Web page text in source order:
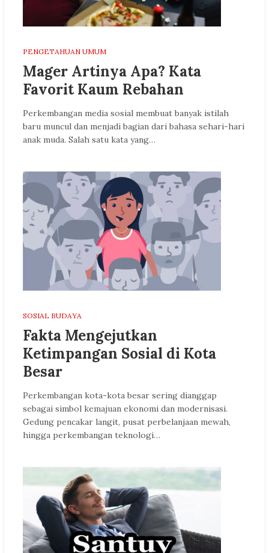
PENGETAHUAN UMUM
Mager Artinya Apa? Kata
Favorit Kaum Rebahan
Perkembangan media sosial membuat banyak istilah
baru muncul dan menjadi bagian dari bahasa sehari-hari
anak muda. Salah satu kata yang…
SOSIAL BUDAYA
Fakta Mengejutkan
Ketimpangan Sosial di Kota
Besar
Perkembangan kota-kota besar sering dianggap
sebagai simbol kemajuan ekonomi dan modernisasi.
Gedung pencakar langit, pusat perbelanjaan mewah,
hingga perkembangan teknologi…